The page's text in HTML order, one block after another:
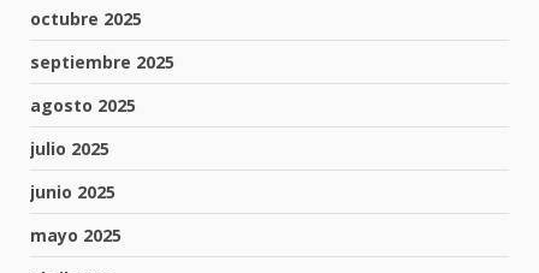
octubre 2025
septiembre 2025
agosto 2025
julio 2025
junio 2025
mayo 2025